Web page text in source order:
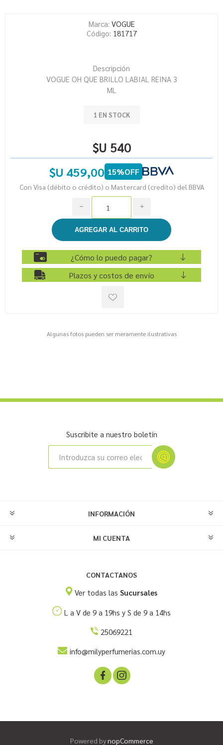
Marca: VOGUE
Código: 181717
Descripción
VOGUE OH QUE BRILLO LABIAL REINA 3
ML
1 EN STOCK
$U 540
$U 459,00 15%OFF
Con Visa (débito o crédito) o Mastercard (credito) del BBVA
i
h
¿Cómo lo puedo pagar?
Plazos y costos de envío
Algunas fotos pueden ser meramente ilustrativas
Suscribite a nuestro boletín
INFORMACIÓN
MI CUENTA
CONTACTANOS
Ver todas lasSucursales
L a V de 9 a 19hs y S de 9 a 14hs
25069221
info@milyperfumerias.com.uy
Powered bynopCommerce